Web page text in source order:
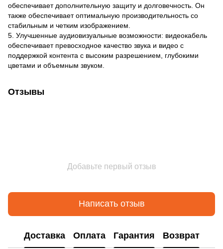
обеспечивает дополнительную защиту и долговечность. Он
также обеспечивает оптимальную производительность со
стабильным и четким изображением.
5. Улучшенные аудиовизуальные возможности: видеокабель
обеспечивает превосходное качество звука и видео с
поддержкой контента с высоким разрешением, глубокими
цветами и объемным звуком.
Отзывы
Добавьте первый отзыв
Написать отзыв
Доставка Оплата Гарантия Возврат